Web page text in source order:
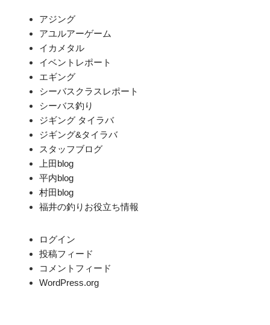
アジング
アユルアーゲーム
イカメタル
イベントレポート
エギング
シーバスクラスレポート
シーバス釣り
ジギング タイラバ
ジギング&タイラバ
スタッフブログ
上田blog
平内blog
村田blog
福井の釣りお役立ち情報
ログイン
投稿フィード
コメントフィード
WordPress.org